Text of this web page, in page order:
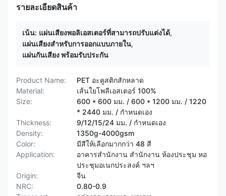
รายละเอียดสินค้า
เน้น: แผ่นเสียงพอลิเอสเตอร์ที่สามารถปรับแต่งได้,
แผ่นเสียงสําหรับการออกแบบภายใน,
แผ่นกันเสียง พร้อมรับประกัน
Product Name:
PET อะคูสติกสักหลาด
Material:
เส้นใยโพลีเอสเตอร์ 100%
Size:
600 * 600 มม. / 600 * 1200 มม. / 1220
* 2440 มม. / กำหนดเอง
Thickness:
9/12/15/24 มม. / กำหนดเอง
Density:
1350g-4000gsm
Color:
มีสีให้เลือกมากกว่า 48 สี
Application:
อาคารสำนักงาน สำนักงาน ห้องประชุม หอ
ประชุมอเนกประสงค์ ฯลฯ
Origin:
จีน
NRC:
0.80-0.9